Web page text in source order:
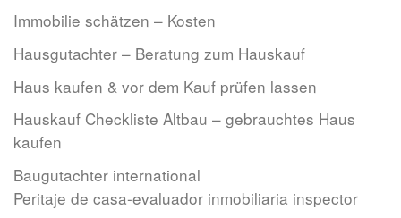
Immobilie schätzen – Kosten
Hausgutachter – Beratung zum Hauskauf
Haus kaufen & vor dem Kauf prüfen lassen
Hauskauf Checkliste Altbau – gebrauchtes Haus
kaufen
Baugutachter international
Peritaje de casa-evaluador inmobiliaria inspector